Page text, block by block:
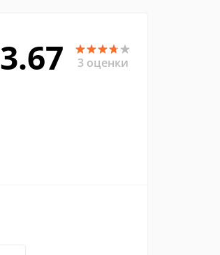
3.67 3 оценки